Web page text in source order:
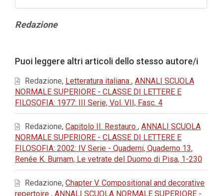
Contenuto
Redazione
dell'articolo
Puoi leggere altri articoli dello stesso autore/i
Redazione, Letteratura italiana , ANNALI SCUOLA
NORMALE SUPERIORE - CLASSE DI LETTERE E
FILOSOFIA: 1977: III Serie, Vol. VII, Fasc. 4
Redazione, Capitolo II. Restauro , ANNALI SCUOLA
NORMALE SUPERIORE - CLASSE DI LETTERE E
FILOSOFIA: 2002: IV Serie - Quaderni, Quaderno 13,
Renée K. Burnam, Le vetrate del Duomo di Pisa, 1-230
Redazione, Chapter V. Compositional and decorative
repertoire , ANNALI SCUOLA NORMALE SUPERIORE -